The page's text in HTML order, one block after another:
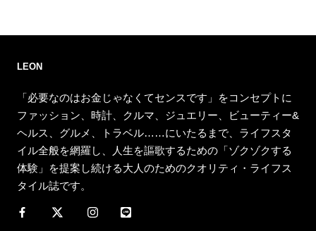
LEON
「必要なのはお金じゃなくてセンスです」をコンセプトに
ファッション、時計、クルマ、ジュエリー、ビューティー&
ヘルス、グルメ、トラベル……にいたるまで、ライフスタ
イル全般を網羅し、人生を謳歌するための「ゾクゾクする
体験」を提案し続ける大人のためのクオリティ・ライフス
タイル誌です。